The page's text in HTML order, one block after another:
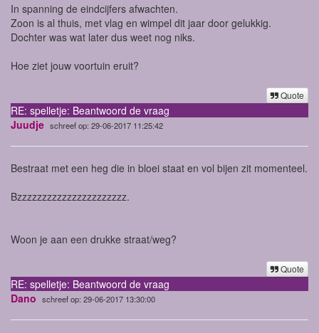
In spanning de eindcijfers afwachten.
Zoon is al thuis, met vlag en wimpel dit jaar door gelukkig.
Dochter was wat later dus weet nog niks.
Hoe ziet jouw voortuin eruit?
Quote
RE: spelletje: Beantwoord de vraag
Juudje schreef op: 29-06-2017 11:25:42
Bestraat met een heg die in bloei staat en vol bijen zit momenteel.
Bzzzzzzzzzzzzzzzzzzzzzz.
Woon je aan een drukke straat/weg?
Quote
RE: spelletje: Beantwoord de vraag
Dano schreef op: 29-06-2017 13:30:00